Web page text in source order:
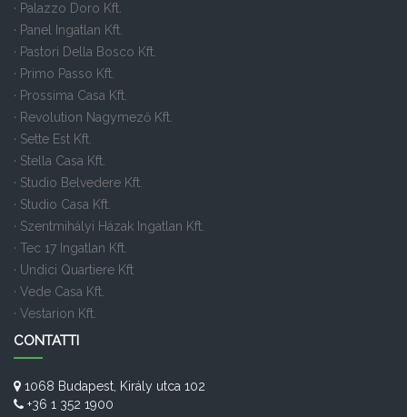
· Palazzo Doro Kft.
· Panel Ingatlan Kft.
· Pastori Della Bosco Kft.
· Primo Passo Kft.
· Prossima Casa Kft.
· Revolution Nagymező Kft.
· Sette Est Kft.
· Stella Casa Kft.
· Studio Belvedere Kft.
· Studio Casa Kft.
· Szentmihályi Házak Ingatlan Kft.
· Tec 17 Ingatlan Kft.
· Undici Quartiere Kft
· Vede Casa Kft.
· Vestarion Kft.
CONTATTI
1068 Budapest, Király utca 102
+36 1 352 1900